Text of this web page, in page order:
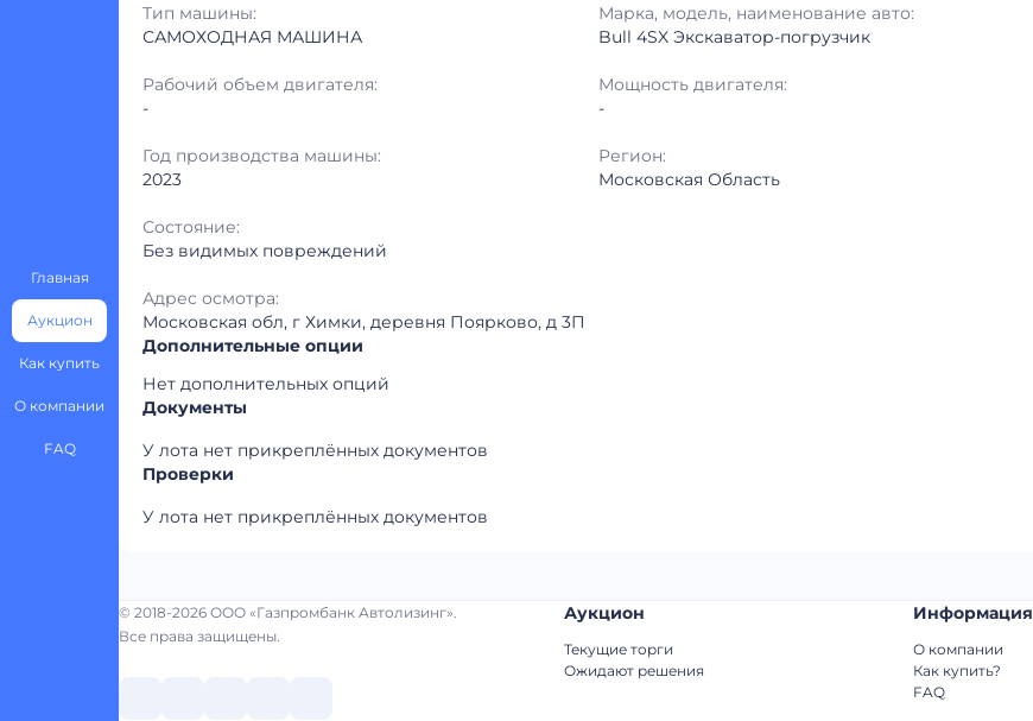
Главная
Аукцион
Как купить
О компании
FAQ
Тип машины:
САМОХОДНАЯ МАШИНА
Марка, модель, наименование авто:
Bull 4SX Экскаватор-погрузчик
Рабочий объем двигателя:
-
Мощность двигателя:
-
Год производства машины:
2023
Регион:
Московская Область
Состояние:
Без видимых повреждений
Адрес осмотра:
Московская обл, г Химки, деревня Поярково, д 3П
Дополнительные опции
Нет дополнительных опций
Документы
У лота нет прикреплённых документов
Проверки
У лота нет прикреплённых документов
© 2018-2026 ООО «Газпромбанк Автолизинг».
Все права защищены.
Аукцион
Текущие торги
Ожидают решения
Информация
О компании
Как купить?
FAQ